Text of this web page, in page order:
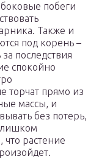
побеги
Также и
под корень –
последствия
спокойно
торчат прямо из
массы, и
без потерь,
что растение